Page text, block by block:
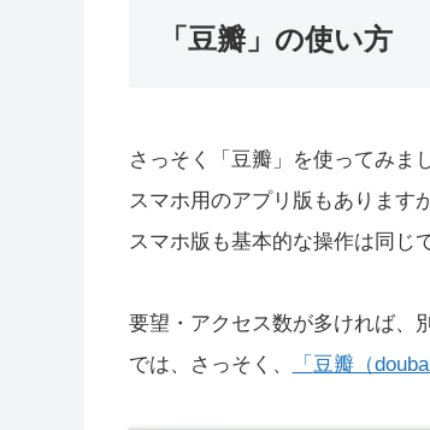
「豆瓣」の使い方
さっそく「豆瓣」を使ってみま
スマホ用のアプリ版もあります
スマホ版も基本的な操作は同じで
要望・アクセス数が多ければ、
では、さっそく、
「 豆瓣（